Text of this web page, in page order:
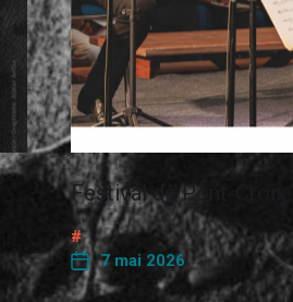
Festival de Pont-
7 mai 2026